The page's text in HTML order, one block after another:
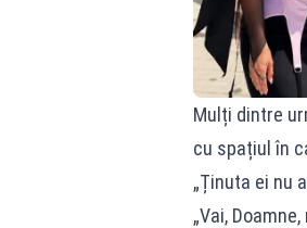
Mulți dintre
cu spațiul în
„Ținuta ei nu
„Vai,